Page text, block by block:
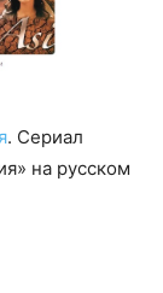
. Сериал
на русском